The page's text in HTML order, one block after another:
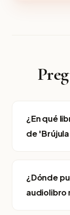
¿En qué
de
¿Dónde
audiolibro